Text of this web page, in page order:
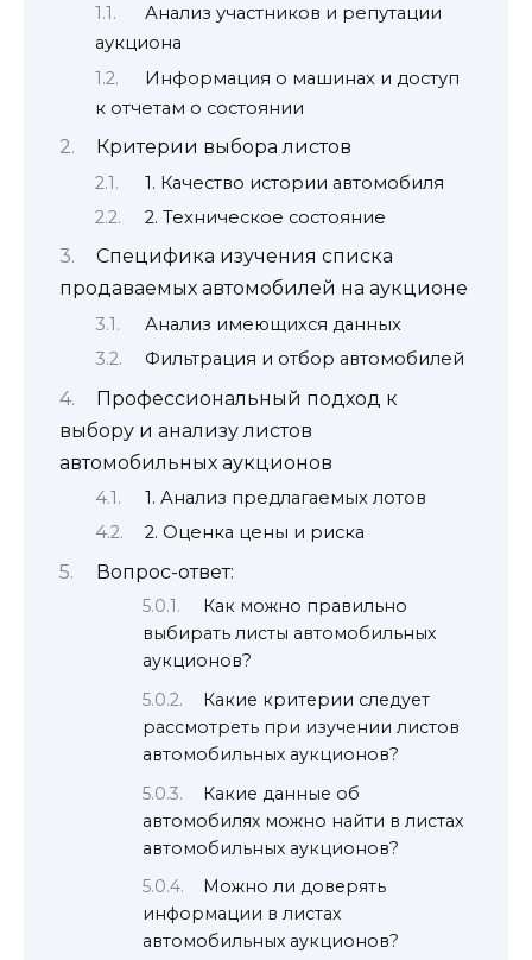
Анализ участников и репутации
аукциона
Информация о машинах и доступ
к отчетам о состоянии
Критерии выбора листов
1. Качество истории автомобиля
2. Техническое состояние
Специфика изучения списка
продаваемых автомобилей на аукционе
Анализ имеющихся данных
Фильтрация и отбор автомобилей
Профессиональный подход к
выбору и анализу листов
автомобильных аукционов
1. Анализ предлагаемых лотов
2. Оценка цены и риска
Вопрос-ответ:
Как можно правильно
выбирать листы автомобильных
аукционов?
Какие критерии следует
рассмотреть при изучении листов
автомобильных аукционов?
Какие данные об
автомобилях можно найти в листах
автомобильных аукционов?
Можно ли доверять
информации в листах
автомобильных аукционов?